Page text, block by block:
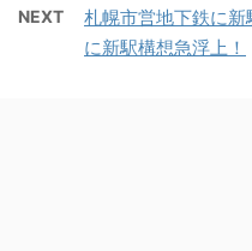
NEXT
札幌市営地下鉄に
に新駅構想急浮上！